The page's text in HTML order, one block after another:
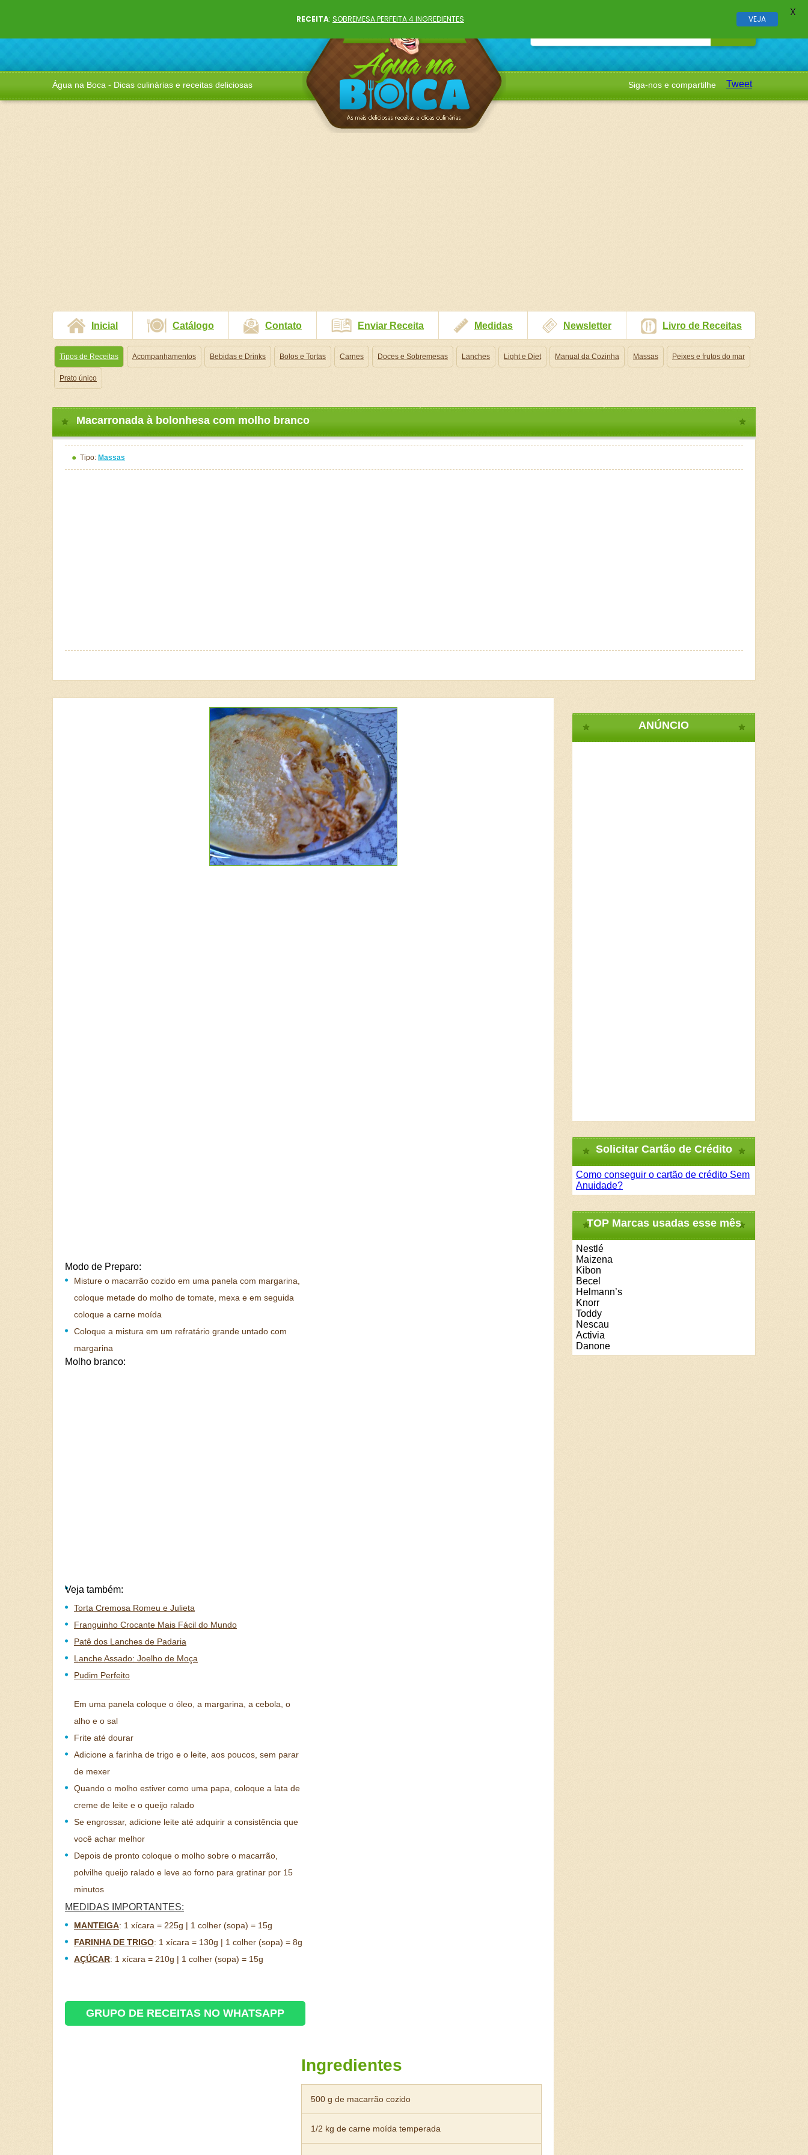
Água na Boca - Dicas culinárias e receitas deliciosas Siga-nos e compartilhe Tweet
Inicial Catálogo Contato Enviar Receita Medidas Newsletter Livro de Receitas
Tipos de Receitas Acompanhamentos Bebidas e Drinks Bolos e Tortas Carnes Doces e Sobremesas Lanches Light e Diet Manual da Cozinha Massas Peixes e frutos do mar
Prato único
Macarronada à bolonhesa com molho branco
Tipo: Massas
Modo de Preparo:
Misture o macarrão cozido em uma panela com margarina,
coloque metade do molho de tomate, mexa e em seguida
coloque a carne moída
Coloque a mistura em um refratário grande untado com
margarina
Molho branco:
Veja também:
Torta Cremosa Romeu e Julieta
Franguinho Crocante Mais Fácil do Mundo
Patê dos Lanches de Padaria
Lanche Assado: Joelho de Moça
Pudim Perfeito
Em uma panela coloque o óleo, a margarina, a cebola, o
alho e o sal
Frite até dourar
Adicione a farinha de trigo e o leite, aos poucos, sem parar
de mexer
Quando o molho estiver como uma papa, coloque a lata de
creme de leite e o queijo ralado
Se engrossar, adicione leite até adquirir a consistência que
você achar melhor
Depois de pronto coloque o molho sobre o macarrão,
polvilhe queijo ralado e leve ao forno para gratinar por 15
minutos
MEDIDAS IMPORTANTES:
MANTEIGA: 1 xícara = 225g | 1 colher (sopa) = 15g
FARINHA DE TRIGO: 1 xícara = 130g | 1 colher (sopa) = 8g
AÇÚCAR: 1 xícara = 210g | 1 colher (sopa) = 15g
GRUPO DE RECEITAS NO WHATSAPP
Ingredientes
500 g de macarrão cozido
1/2 kg de carne moída temperada
ANÚNCIO
Solicitar Cartão de Crédito
Como conseguir o cartão de crédito Sem
Anuidade?
TOP Marcas usadas esse mês
Nestlé
Maizena
Kibon
Becel
Helmann’s
Knorr
Toddy
Nescau
Activia
Danone
RECEITA: SOBREMESA PERFEITA 4 INGREDIENTES VEJA
X